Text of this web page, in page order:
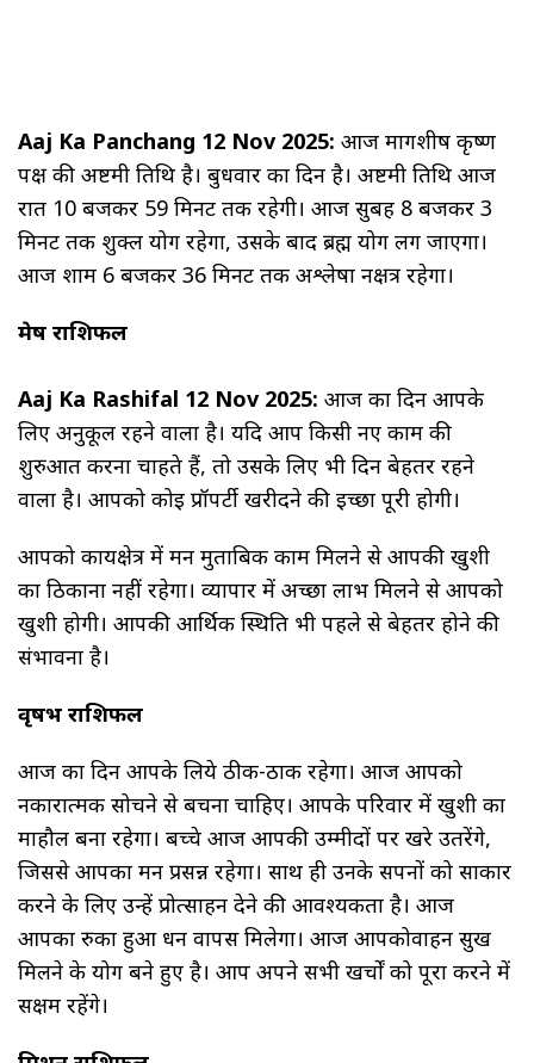
Aaj Ka Panchang 12 Nov 2025: आज मार्गशीर्ष कृष्ण
पक्ष की अष्टमी तिथि है। बुधवार का दिन है। अष्टमी तिथि आज
रात 10 बजकर 59 मिनट तक रहेगी। आज सुबह 8 बजकर 3
मिनट तक शुक्ल योग रहेगा, उसके बाद ब्रह्म योग लग जाएगा।
आज शाम 6 बजकर 36 मिनट तक अश्लेषा नक्षत्र रहेगा।
मेष राशिफल
Aaj Ka Rashifal 12 Nov 2025: आज का दिन आपके
लिए अनुकूल रहने वाला है। यदि आप किसी नए काम की
शुरुआत करना चाहते हैं, तो उसके लिए भी दिन बेहतर रहने
वाला है। आपको कोई प्रॉपर्टी खरीदने की इच्छा पूरी होगी।
आपको कार्यक्षेत्र में मन मुताबिक काम मिलने से आपकी खुशी
का ठिकाना नहीं रहेगा। व्यापार में अच्छा लाभ मिलने से आपको
खुशी होगी। आपकी आर्थिक स्थिति भी पहले से बेहतर होने की
संभावना है।
वृषभ राशिफल
आज का दिन आपके लिये ठीक-ठाक रहेगा। आज आपको
नकारात्मक सोचने से बचना चाहिए। आपके परिवार में खुशी का
माहौल बना रहेगा। बच्चे आज आपकी उम्मीदों पर खरे उतरेंगे,
जिससे आपका मन प्रसन्न रहेगा। साथ ही उनके सपनों को साकार
करने के लिए उन्हें प्रोत्साहन देने की आवश्यकता है। आज
आपका रुका हुआ धन वापस मिलेगा। आज आपकोवाहन सुख
मिलने के योग बने हुए है। आप अपने सभी खर्चों को पूरा करने में
सक्षम रहेंगे।